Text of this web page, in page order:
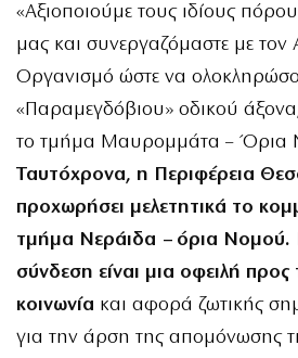
«Αξιοποιούμε τους ιδίους
μας και συνεργαζόμαστε με τον
Οργανισμό ώστε να
«Παραμεγδόβιου» οδικού
το τμήμα Μαυρομμάτα – Όρια
Ταυτόχρονα, η Περιφέρεια
προχωρήσει μελετητικά το
τμήμα Νεράιδα – όρια Νομού.
σύνδεση είναι μια οφειλή προς
κοινωνία και αφορά ζωτικής
για την άρση της απομόνωσης